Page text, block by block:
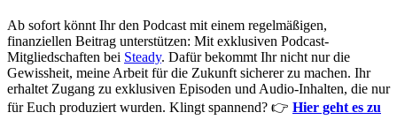
Ab sofort könnt Ihr den Podcast mit einem regelmäßigen,
finanziellen Beitrag unterstützen: Mit exklusiven Podcast-
Mitgliedschaften bei Steady. Dafür bekommt Ihr nicht nur die
Gewissheit, meine Arbeit für die Zukunft sicherer zu machen. Ihr
erhaltet Zugang zu exklusiven Episoden und Audio-Inhalten, die nur
für Euch produziert wurden. Klingt spannend? 👉 Hier geht es zu